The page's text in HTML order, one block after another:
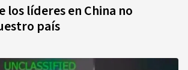
los líderes en China no
país